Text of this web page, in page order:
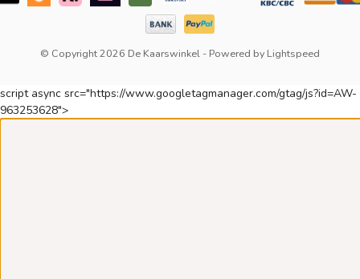
© Copyright 2026 De Kaarswinkel - Powered by Lightspeed
script async src="https://www.googletagmanager.com/gtag/js?id=AW-
963253628">